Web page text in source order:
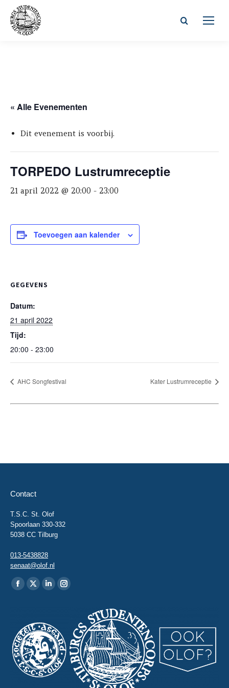
Zoeken:
« Alle Evenementen
Dit evenement is voorbij.
TORPEDO Lustrumreceptie
21 april 2022 @ 20:00 - 23:00
Toevoegen aan kalender
GEGEVENS
Datum:
21 april 2022
Tijd:
20:00 - 23:00
AHC Songfestival Kater Lustrumreceptie
Contact
T.S.C. St. Olof
Spoorlaan 330-332
5038 CC Tilburg
013-5438828
senaat@olof.nl
Vind ons op:
Facebook
in
new
window
X
in
new
window
Linkedin
in
new
window
Instagram
new
window